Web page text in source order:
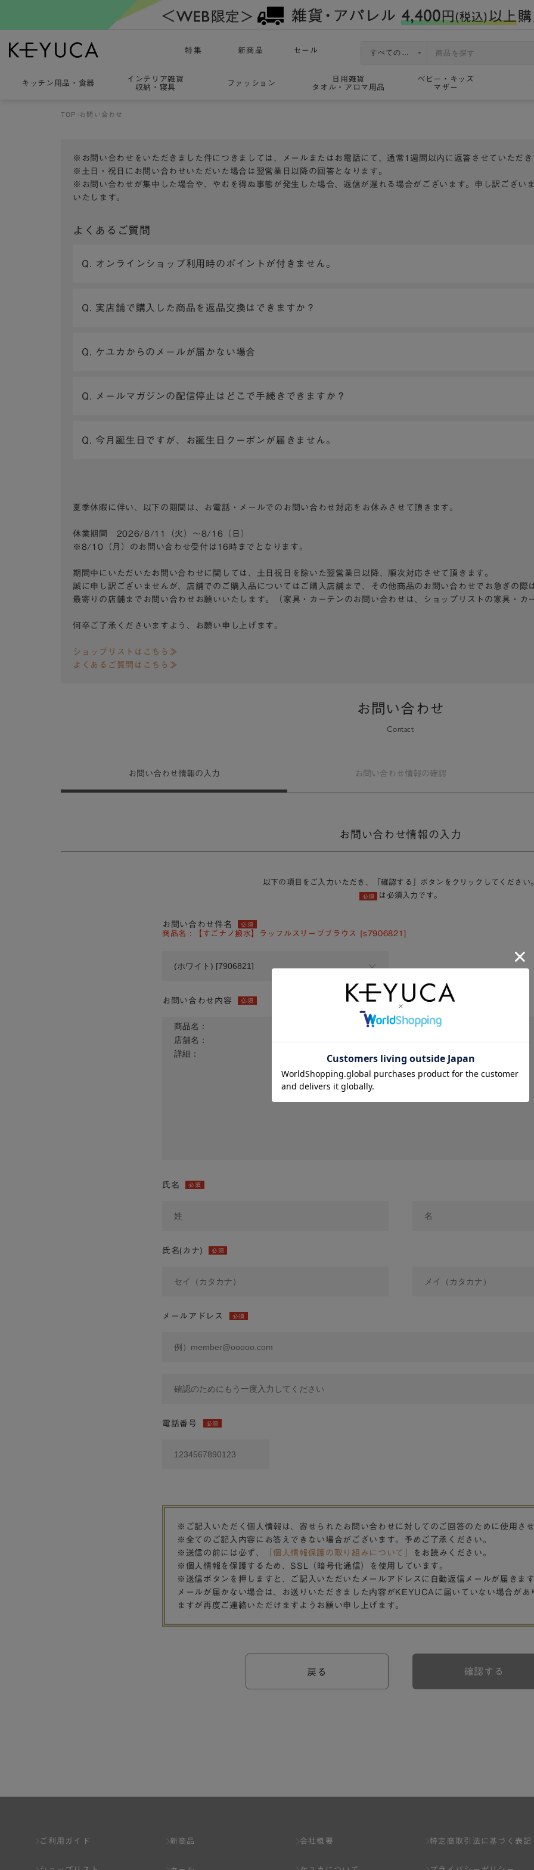
特集 新商品 セール
キッチン用品 ・ 食器
インテリア雑貨
収納・寝具
ファッション
日用雑貨
タオル・アロマ用品
ベビー・キッズ
マザー
TOP お問い合わせ
※お問い合わせをいただきました件につきましては、メールまたはお電話にて、通常1週間以内に返答させていただ
※土日・祝日にお問い合わせいただいた場合は翌営業日以降の回答となります。
※お問い合わせが集中した場合や、やむを得ぬ事態が発生した場合、返信が遅れる場合がございます。申し訳ござい
いたします。
よくあるご質問
Q. オンラインショップ利用時のポイントが付きません。
Q. 実店舗で購入した商品を返品交換はできますか？
Q. ケユカからのメールが届かない場合
Q. メールマガジンの配信停止はどこで手続きできますか？
Q. 今月誕生日ですが、お誕生日クーポンが届きません。
夏季休暇に伴い、以下の期間は、お電話・メールでのお問い合わせ対応をお休みさせて頂きます。
休業期間 2026/8/11（火）～8/16（日）
※8/10（月）のお問い合わせ受付は16時までとなります。
期間中にいただいたお問い合わせに関しては、土日祝日を除いた翌営業日以降、順次対応させて頂きます。
誠に申し訳ございませんが、店舗でのご購入品についてはご購入店舗まで、その他商品のお問い合わせでお急ぎの際
最寄りの店舗までお問い合わせお願いいたします。（家具・カーテンのお問い合わせは、ショップリストの家具・カ
何卒ご了承くださいますよう、お願い申し上げます。
ショップリストはこちら≫
よくあるご質問はこちら≫
お問い合わせ
Contact
お問い合わせ情報の入力 お問い合わせ 情報の確認
お問い合わせ情報の入力
以下の項目をご入力いただき、「確認する」ボタンをクリックしてください
必須 は必須入力です。
お問い合わせ件名 必須
商品名 : 【すごナノ撥水】ラッフルスリーブブラウス [s7906821]
お問い合わせ内容 必須
氏名 必須
氏名(カナ) 必須
メールアドレス 必須
電話番号 必須
※ご記入いただく個人情報は、寄せられたお問い合わせに対してのご回答のために使用さ
※全てのご記入内容にお答えできない場合がございます。予めご了承ください。
※送信の前には必ず、
「個人情報保護の取り組みについて」
をお読みください。
※個人情報を保護するため、SSL（暗号化通信）を使用しています。
※送信ボタンを押しますと、ご記入いただいたメールアドレスに自動返信メールが届きま
メールが届かない場合は、お送りいただきました内容がKEYUCAに届いていない場合があ
ますが再度ご連絡いただけますようお願い申し上げます。
戻る 確認する
ご利用ガイド 新商品 会社概要 特定商取引法に基づく表記